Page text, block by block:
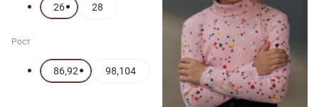
26 28
Рост
86,92 98,104